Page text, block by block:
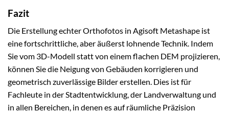
Fazit
Die Erstellung echter Orthofotos in Agisoft Metashape ist
eine fortschrittliche, aber äußerst lohnende Technik. Indem
Sie vom 3D-Modell statt von einem flachen DEM projizieren,
können Sie die Neigung von Gebäuden korrigieren und
geometrisch zuverlässige Bilder erstellen. Dies ist für
Fachleute in der Stadtentwicklung, der Landverwaltung und
in allen Bereichen, in denen es auf räumliche Präzision